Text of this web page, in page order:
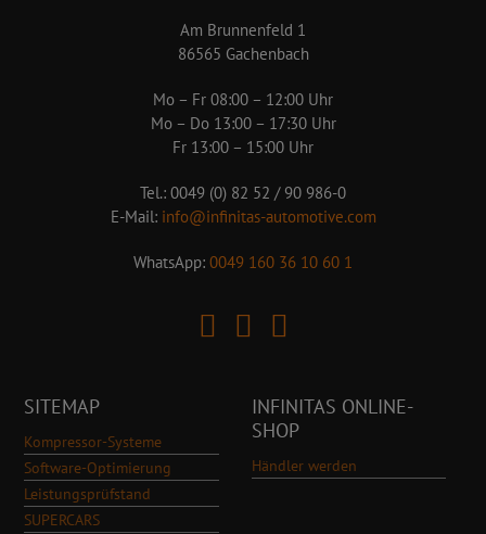
Am Brunnenfeld 1
86565 Gachenbach
Mo – Fr 08:00 – 12:00 Uhr
Mo – Do 13:00 – 17:30 Uhr
Fr 13:00 – 15:00 Uhr
Tel.: 0049 (0) 82 52 / 90 986-0
E-Mail: info@infinitas-automotive.com
WhatsApp: 0049 160 36 10 60 1
SITEMAP
Kompressor-Systeme
Software-Optimierung
Leistungsprüfstand
SUPERCARS
INFINITAS ONLINE-
SHOP
Händler werden